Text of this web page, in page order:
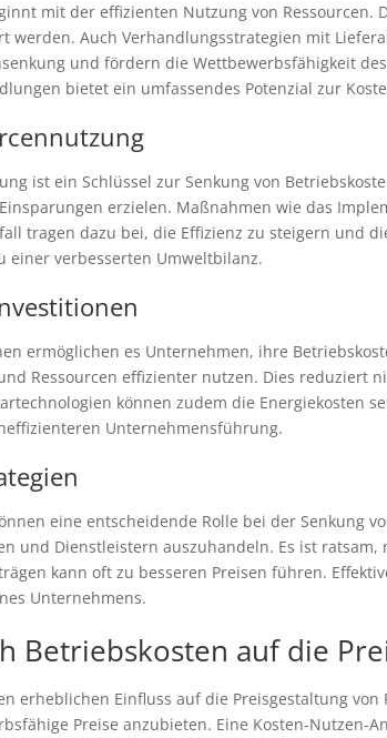
mit der effizienten Nutzung von
werden. Auch Verhandlungsstrategien mit
und fördern die Wettbewerbsfähigkeit
bietet ein umfassendes Potenzial zur
ist ein Schlüssel zur Senkung von
erzielen. Maßnahmen wie das
tragen dazu bei, die Effizienz zu steigern und
einer verbesserten Umweltbilanz.
ermöglichen es Unternehmen, ihre
Ressourcen effizienter nutzen. Dies
können zudem die Energiekosten
Unternehmensführung.
eine entscheidende Rolle bei der Senkung
und Dienstleistern auszuhandeln. Es ist
kann oft zu besseren Preisen führen.
Unternehmens.
Betriebskosten auf die
erheblichen Einfluss auf die Preisgestaltung
Preise anzubieten. Eine Kosten-